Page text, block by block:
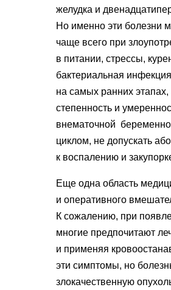
желудка и
Но именно эти болезни
чаще всего при
в питании, стрессы,
бактериальная
на самых ранних
степенность и
вне­маточной
цик­лом, не допускать
к воспале­нию и
Еще одна область
и оперативного
К сожалению, при
мно­гие предпочитают
и применяя
эти симптомы, но
злокачественную